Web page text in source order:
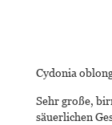
Cydonia
Sehr große,
säuerlichen